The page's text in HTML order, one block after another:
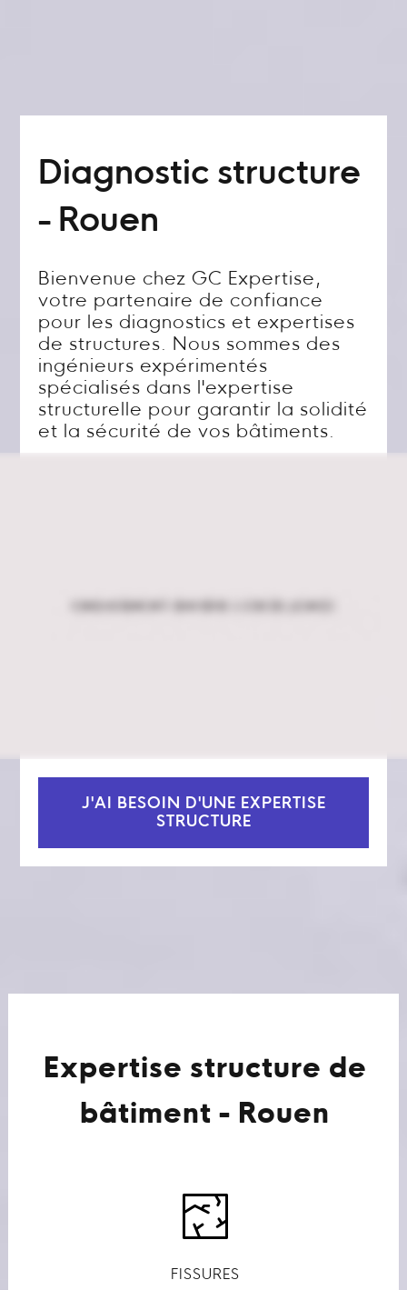
Diagnostic structure
- Rouen
Bienvenue chez GC Expertise,
votre partenaire de confiance
pour les diagnostics et expertises
de structures. Nous sommes des
ingénieurs expérimentés
spécialisés dans l'expertise
structurelle pour garantir la solidité
et la sécurité de vos bâtiments.
J'AI BESOIN D'UNE EXPERTISE
STRUCTURE
Expertise structure de
bâtiment - Rouen
FISSURES